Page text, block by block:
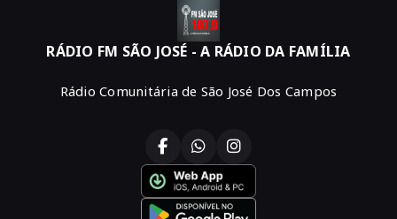
RÁDIO FM SÃO JOSÉ - A RÁDIO DA FAMÍLIA
Rádio Comunitária de São José Dos Campos